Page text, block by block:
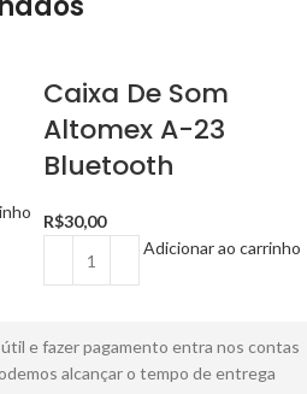
Caixa De Som
Altomex A-23
Bluetooth
R$30,00
Adicionar ao carrinho
e fazer pagamento entra nos contas
alcançar o tempo de entrega